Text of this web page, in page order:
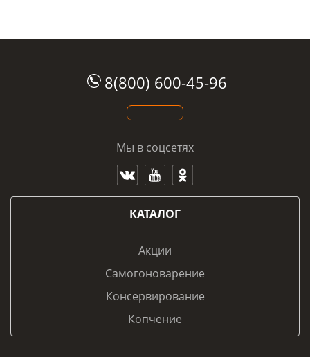
8(800) 600-45-96
Мы в соцсетях
КАТАЛОГ
Акции
Самогоноварение
Консервирование
Копчение